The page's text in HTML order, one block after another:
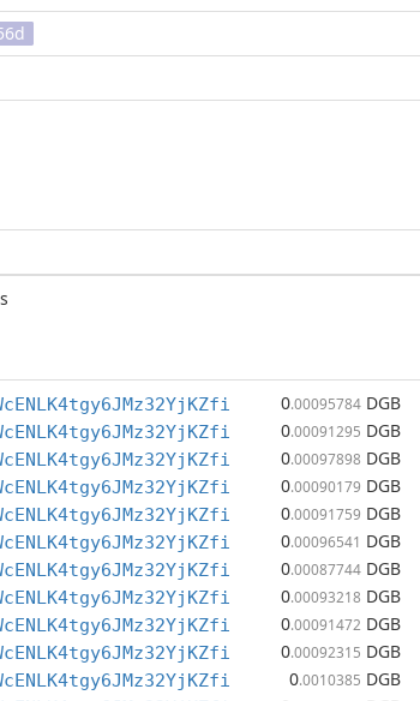
0.00095784 DGB
0.00091295 DGB
0.00097898 DGB
0.00090179 DGB
0.00091759 DGB
0.00096541 DGB
0.00087744 DGB
0.00093218 DGB
0.00091472 DGB
0.00092315 DGB
0.0010385 DGB